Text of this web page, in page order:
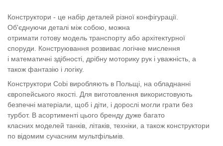
Конструктори - це набір деталей різної конфігурації.
Об'єднуючи деталі між собою, можна
отримати готову модель транспорту або архітектурної
споруди. Конструювання розвиває логічне мислення
і математичні здібності, дрібну моторику рук і уважність, а
також фантазію і логіку.
Конструктори Cobi виробляють в Польщі, на обладнанні
європейського якості. Для виготовлення використовують
безпечні матеріали, щоб і діти, і дорослі могли грати без
турбот. В асортименті цього бренду дуже багато
класних моделей танків, літаків, техніки, а також конструктори
по відомим сучасним мультфільмів.